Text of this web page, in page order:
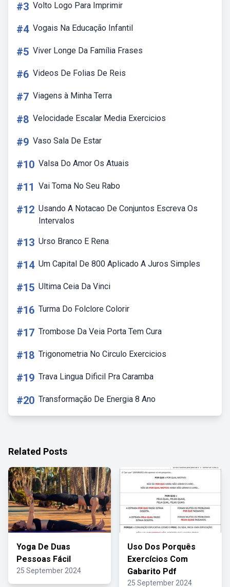
#3 Volto Logo Para Imprimir
#4 Vogais Na Educação Infantil
#5 Viver Longe Da Família Frases
#6 Videos De Folias De Reis
#7 Viagens à Minha Terra
#8 Velocidade Escalar Media Exercicios
#9 Vaso Sala De Estar
#10 Valsa Do Amor Os Atuais
#11 Vai Toma No Seu Rabo
#12 Usando A Notacao De Conjuntos Escreva Os
Intervalos
#13 Urso Branco E Rena
#14 Um Capital De 800 Aplicado A Juros Simples
#15 Ultima Ceia Da Vinci
#16 Turma Do Folclore Colorir
#17 Trombose Da Veia Porta Tem Cura
#18 Trigonometria No Circulo Exercicios
#19 Trava Lingua Dificil Pra Caramba
#20 Transformação De Energia 8 Ano
Related Posts
Yoga De Duas
Pessoas Fácil
25 September 2024
Uso Dos Porquês
Exercícios Com
Gabarito Pdf
25 September 2024